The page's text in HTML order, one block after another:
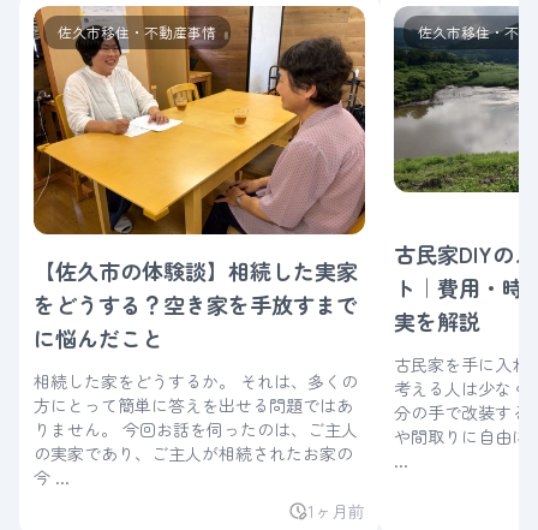
佐久市移住・不動産事情
【佐久市の体験談】相続した実家
をどうする？空き家を手放すまで
に悩んだこと
相続した家をどうするか。 それは、多くの
方にとって簡単に答えを出せる問題ではあ
りません。 今回お話を伺ったのは、ご主人
の実家であり、ご主人が相続されたお家の
今 ...
1ヶ月前
佐久市移住・不動
古民家DIYの
ト｜費用・時
実を解説
古民家を手に入れ
考える人は少なくありま
分の手で改装する
や間取りに自由に
...